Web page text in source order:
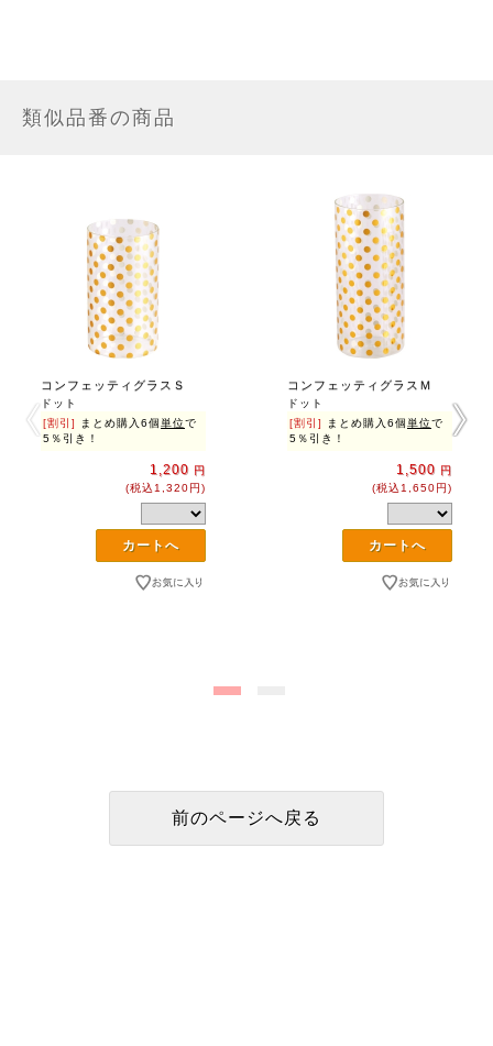
類似品番の商品
コンフェッティグラスＳ
ドット
[割引]
まとめ購入6個 単位で
5％引き！
1,200 円
(税込1,320円)
コンフェッティグラスＭ
ドット
[割引]
まとめ購入6個 単位で
5％引き！
1,500 円
(税込1,650円)